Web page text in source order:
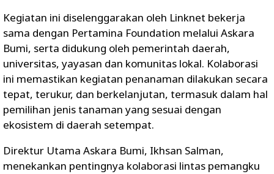
Kegiatan ini diselenggarakan oleh Linknet bekerja
sama dengan Pertamina Foundation melalui Askara
Bumi, serta didukung oleh pemerintah daerah,
universitas, yayasan dan komunitas lokal. Kolaborasi
ini memastikan kegiatan penanaman dilakukan secara
tepat, terukur, dan berkelanjutan, termasuk dalam hal
pemilihan jenis tanaman yang sesuai dengan
ekosistem di daerah setempat.
Direktur Utama Askara Bumi, Ikhsan Salman,
menekankan pentingnya kolaborasi lintas pemangku